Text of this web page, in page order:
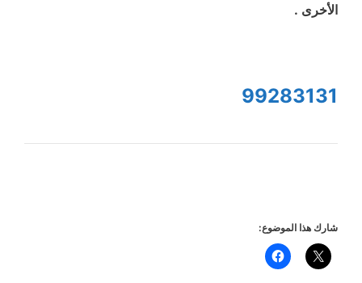
الأخرى .
99283131
شارك هذا الموضوع: